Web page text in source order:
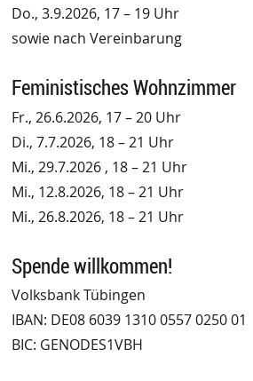
Do., 3.9.2026, 17 – 19 Uhr
sowie nach Vereinbarung
Feministisches Wohnzimmer
Fr., 26.6.2026, 17 – 20 Uhr
Di., 7.7.2026, 18 – 21 Uhr
Mi., 29.7.2026 , 18 – 21 Uhr
Mi., 12.8.2026, 18 – 21 Uhr
Mi., 26.8.2026, 18 – 21 Uhr
Spende willkommen!
Volksbank Tübingen
IBAN: DE08 6039 1310 0557 0250 01
BIC: GENODES1VBH